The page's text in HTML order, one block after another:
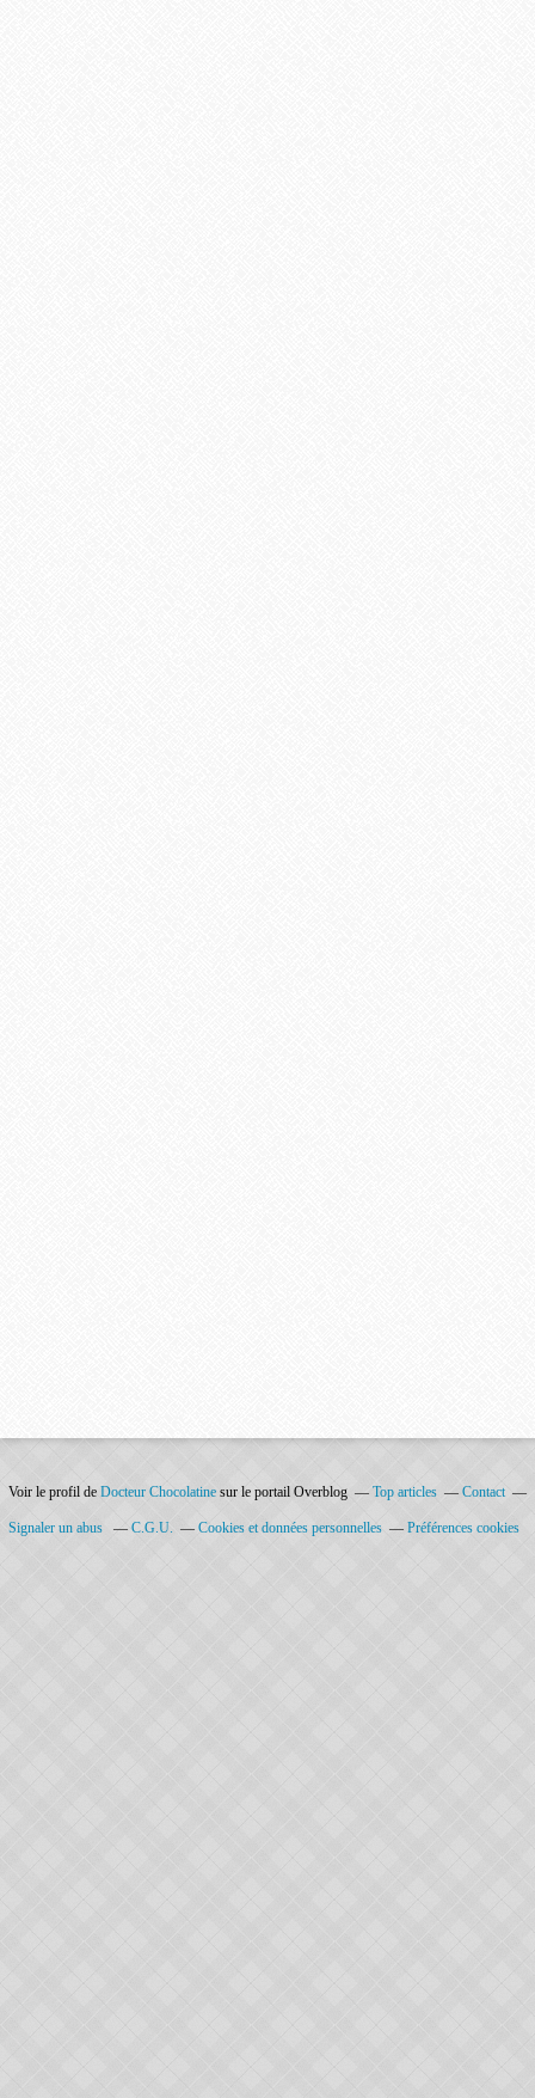
Voir le profil de Docteur Chocolatine sur le portail Overblog Top articles Contact
Signaler un abus C.G.U. Cookies et données personnelles Préférences cookies